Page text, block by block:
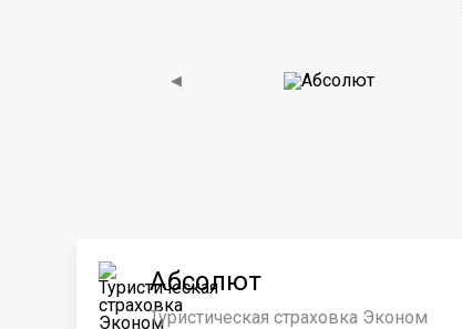
◀
Абсолют
Туристическая страховка Эконом